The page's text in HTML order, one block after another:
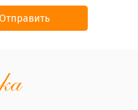
Отправить